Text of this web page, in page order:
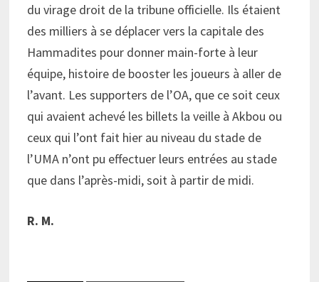
du virage droit de la tribune officielle. Ils étaient
des milliers à se déplacer vers la capitale des
Hammadites pour donner main-forte à leur
équipe, histoire de booster les joueurs à aller de
l’avant. Les supporters de l’OA, que ce soit ceux
qui avaient achevé les billets la veille à Akbou ou
ceux qui l’ont fait hier au niveau du stade de
l’UMA n’ont pu effectuer leurs entrées au stade
que dans l’après-midi, soit à partir de midi.
R. M.